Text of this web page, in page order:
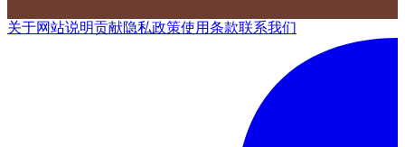
关于网站说明贡献隐私政策使用条款联系我们